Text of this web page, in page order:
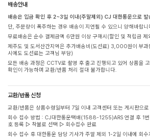
배송안내
배송은 입금 확인 후 2~3일 이내(주말제외) CJ 대한통운으로 발
단, 주문량이 폭주하는 경우 배송이 지연될 수 있으니 양해바랍니
무료배송은 순수 결제금액 6만원 이상 구매시(할인 및 적립금 제
제주도 및 도서산간지역은 추가배송비(도선료) 3,000원이 부과
시에도 도선료는 고객님 부담)
모든 배송 과정은 CCTV로 촬영 후 출고 진행되고 있어 상품을
확인이 가능하며 교환/반품 처리 절대 불가합니다.
교환/반품 신청
교환/반품은 상품수령일부터 7일 이내 고객센터 또는 게시판으로
회수 접수 방법 : CJ대한통운택배(1588-1255)ARS 연결 후 1
호 등록 ▷ 착불로 선택 ▷ 회수접수 완료
회수 접수 후 대한통운 담당 기사가 주말 제외 1-2일 이내에 회수